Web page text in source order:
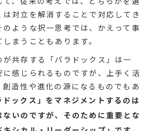
対立を解消することで対応してき
のような択一思考では、かえって事
まうこともあります。
共存する「パラドックス」は一
に感じられるものですが、上手く活
創造性や進化の源になるものでもあ
ドックス」をマネジメントするのは
いのですが、そのために重要とな